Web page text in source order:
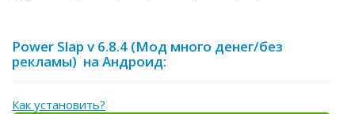
Power Slap v 6.8.4 (Мод много денег/без
рекламы) на Андроид:
Как установить?